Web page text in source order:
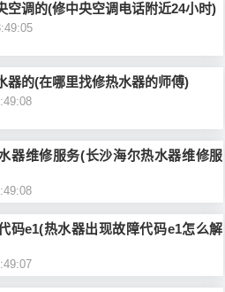
空调的(修中央空调电话附近24小时)
器的(在哪里找修热水器的师傅)
器维修服务(长沙海尔热水器维修服
码e1(热水器出现故障代码e1怎么解